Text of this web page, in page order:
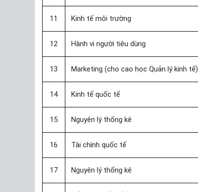
11 Kinh tế môi trường
12 Hành vi người tiêu dùng
13 Marketing (cho cao học Quản lý kinh tế)
14 Kinh tế quốc tế
15 Nguyên lý thống kê
16 Tài chính quốc tế
17 Nguyên lý thống kê